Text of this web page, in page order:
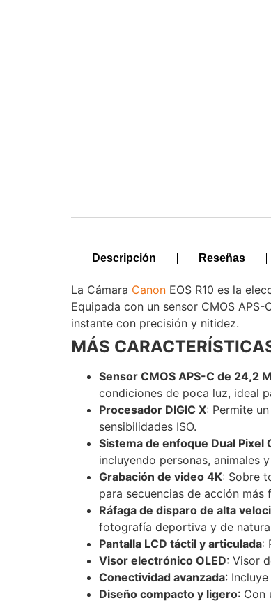
Descripción Reseñas
La Cámara Canon EOS R10 es la
Equipada con un sensor CMOS
instante con precisión y nitidez.
MÁS
Sensor CMOS APS-C de 24,2
condiciones de poca luz, ideal
Procesador DIGIC X: Permite
sensibilidades ISO.
Sistema de enfoque Dual Pixel
incluyendo personas, animales
Grabación de video 4K: Sobre
para secuencias de acción más
Ráfaga de disparo de alta
fotografía deportiva y de
Pantalla LCD táctil y articulada:
Visor electrónico OLED: Visor
Conectividad avanzada:
Diseño compacto y ligero: Con